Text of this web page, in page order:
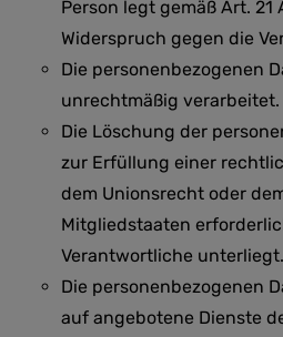
Person legt gemäß Art. 21
Widerspruch gegen die
Die personenbezogenen
unrechtmäßig verarbeitet.
Die Löschung der
zur Erfüllung einer
dem Unionsrecht oder
Mitgliedstaaten
Verantwortliche unterliegt.
Die personenbezogenen
auf angebotene Dienste